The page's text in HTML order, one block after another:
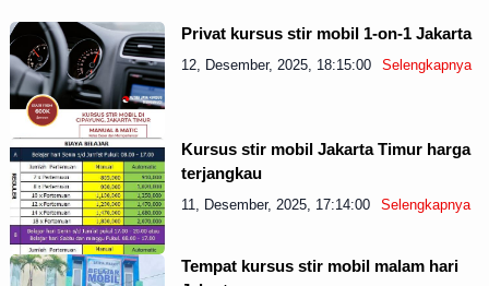
Privat kursus stir mobil 1-on-1 Jakarta
12, Desember, 2025, 18:15:00 Selengkapnya
Kursus stir mobil Jakarta Timur harga
terjangkau
11, Desember, 2025, 17:14:00 Selengkapnya
Tempat kursus stir mobil malam hari